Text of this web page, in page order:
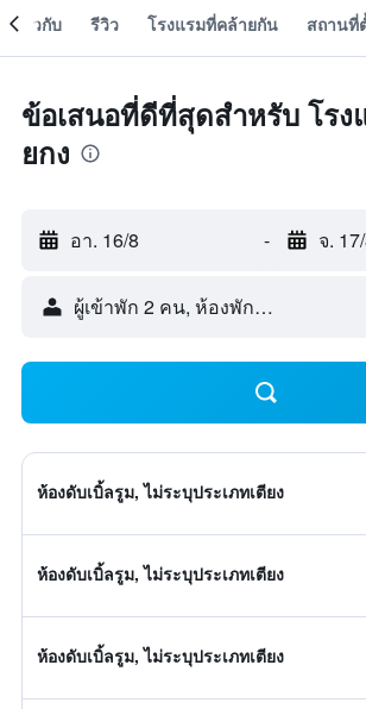
เกี่ยวกับ รีวิว โรงแรมที่คล้ายกัน สถานที่
ข้อเสนอที่ดีที่สุดสำหรับ โรง
ยกง
อา. 16/8 - จ.
ผู้เข้าพัก 2 คน, ห้องพัก 1 ห้อง
ห้องดับเบิ้ลรูม, ไม่ระบุประเภทเตียง
ห้องดับเบิ้ลรูม, ไม่ระบุประเภทเตียง
ห้องดับเบิ้ลรูม, ไม่ระบุประเภทเตียง